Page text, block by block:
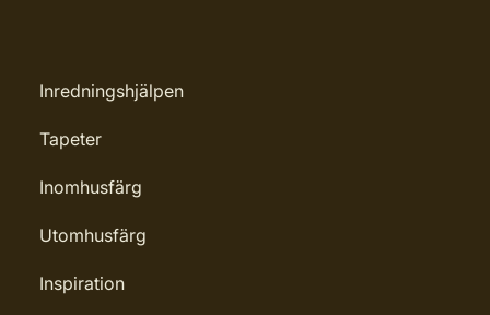
Inredningshjälpen
Tapeter
Inomhusfärg
Utomhusfärg
Inspiration